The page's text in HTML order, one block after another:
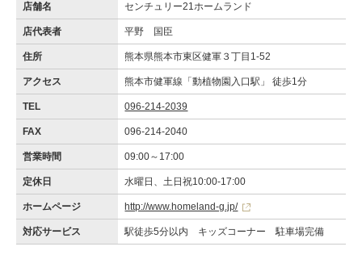
店舗名 センチュリー21ホームランド
店代表者 平野 国臣
住所 熊本県熊本市東区健軍３丁目1-52
アクセス 熊本市健軍線「動植物園入口駅」 徒歩1分
TEL 096-214-2039
FAX 096-214-2040
営業時間 09:00～17:00
定休日 水曜日、土日祝10:00‐17:00
ホームページ http://www.homeland-g.jp/
対応サービス 駅徒歩5分以内 キッズコーナー 駐車場完備